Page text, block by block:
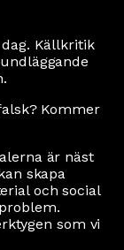
Källkritik
Kommer
är näst
skapa
och social
som vi